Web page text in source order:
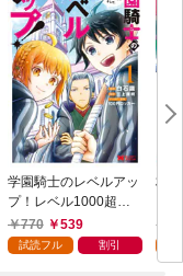
学園騎士のレベルアッ
プ！レベル1000超え
の転生者、落ちこぼれ
クラスに入学。そし
770 539
試読フル 割引
村